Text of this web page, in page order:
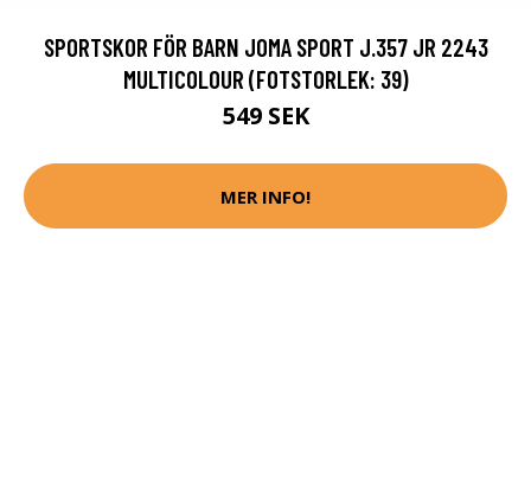
SPORTSKOR FÖR BARN JOMA SPORT J.357 JR 2243
MULTICOLOUR (FOTSTORLEK: 39)
549 SEK
MER INFO!